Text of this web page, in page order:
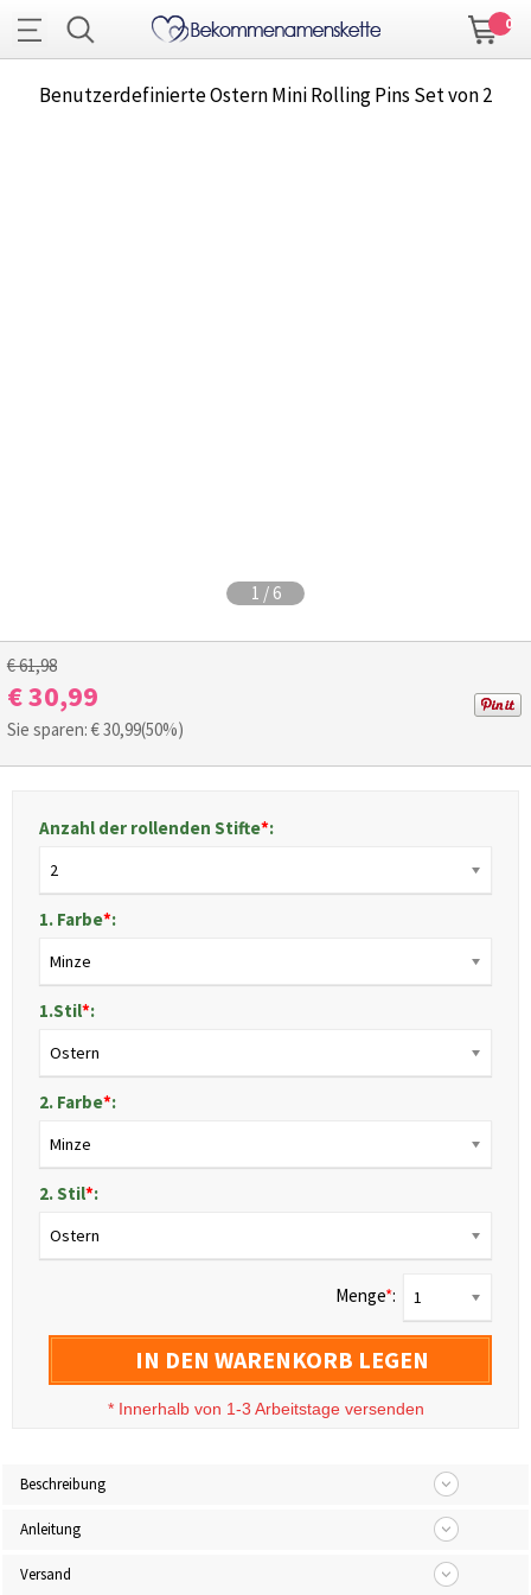
0
Benutzerdefinierte Ostern Mini Rolling Pins Set von 2
1 / 6
€ 61,98
€ 30,99
Sie sparen: €30,99(50%)
Anzahl der rollenden Stifte*:
2
1. Farbe*:
Minze
1.Stil*:
Ostern
2. Farbe*:
Minze
2. Stil*:
Ostern
Menge*: 1
IN DEN WARENKORB LEGEN
* Innerhalb von 1-3 Arbeitstage versenden
Beschreibung
Anleitung
Versand